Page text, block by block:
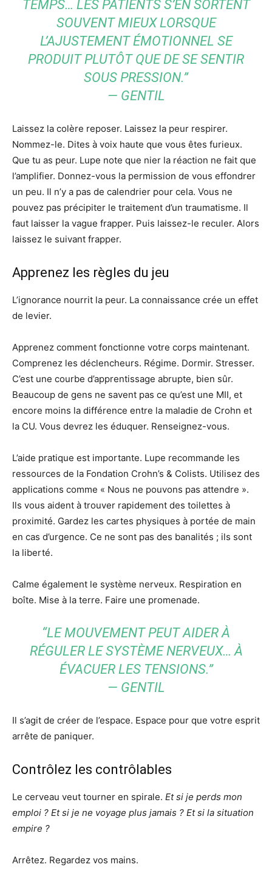
TEMPS… LES PATIENTS S’EN SORTENT
SOUVENT MIEUX LORSQUE
L’AJUSTEMENT ÉMOTIONNEL SE
PRODUIT PLUTÔT QUE DE SE SENTIR
SOUS PRESSION.”
— GENTIL
Laissez la colère reposer. Laissez la peur respirer.
Nommez-le. Dites à voix haute que vous êtes furieux.
Que tu as peur. Lupe note que nier la réaction ne fait que
l’amplifier. Donnez-vous la permission de vous effondrer
un peu. Il n’y a pas de calendrier pour cela. Vous ne
pouvez pas précipiter le traitement d’un traumatisme. Il
faut laisser la vague frapper. Puis laissez-le reculer. Alors
laissez le suivant frapper.
Apprenez les règles du jeu
L’ignorance nourrit la peur. La connaissance crée un effet
de levier.
Apprenez comment fonctionne votre corps maintenant.
Comprenez les déclencheurs. Régime. Dormir. Stresser.
C’est une courbe d’apprentissage abrupte, bien sûr.
Beaucoup de gens ne savent pas ce qu’est une MII, et
encore moins la différence entre la maladie de Crohn et
la CU. Vous devrez les éduquer. Renseignez-vous.
L’aide pratique est importante. Lupe recommande les
ressources de la Fondation Crohn’s & Colists. Utilisez des
applications comme « Nous ne pouvons pas attendre ».
Ils vous aident à trouver rapidement des toilettes à
proximité. Gardez les cartes physiques à portée de main
en cas d’urgence. Ce ne sont pas des banalités ; ils sont
la liberté.
Calme également le système nerveux. Respiration en
boîte. Mise à la terre. Faire une promenade.
“LE MOUVEMENT PEUT AIDER À
RÉGULER LE SYSTÈME NERVEUX… À
ÉVACUER LES TENSIONS.”
— GENTIL
Il s’agit de créer de l’espace. Espace pour que votre esprit
arrête de paniquer.
Contrôlez les contrôlables
Le cerveau veut tourner en spirale. Et si je perds mon
emploi ? Et si je ne voyage plus jamais ? Et si la situation
empire ?
Arrêtez. Regardez vos mains.